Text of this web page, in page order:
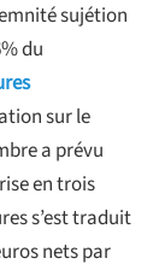
sujétion
du
sur le
a prévu
en trois
s’est traduit
nets par